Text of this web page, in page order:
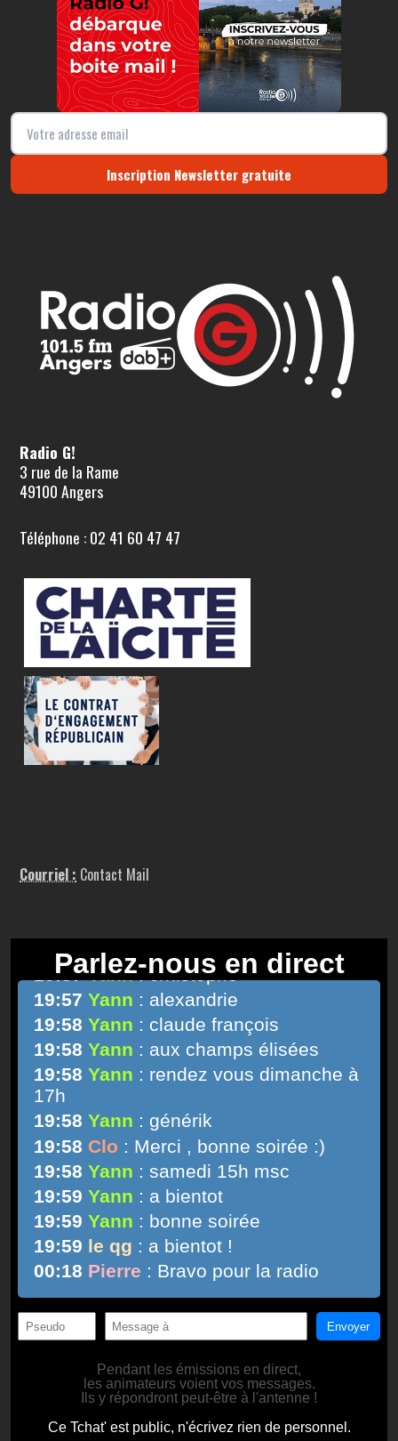
Inscription Newsletter gratuite
Radio G!
3 rue de la Rame
49100 Angers
Téléphone : 02 41 60 47 47
Courriel : Contact Mail